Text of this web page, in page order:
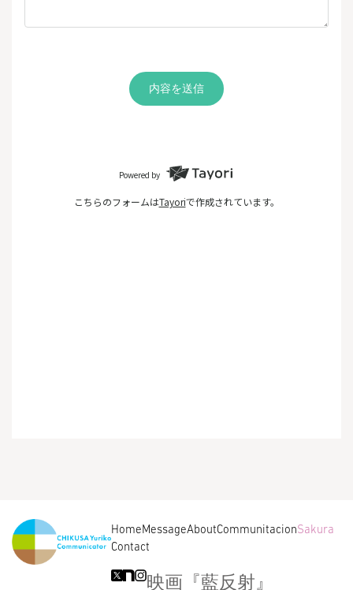
HomeMessageAboutCommunitacionSakura
Contact
映画『藍反射』